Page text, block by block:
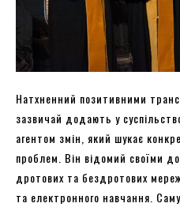
Натхненний позитивними
зазвичай додають у
агентом змін, який шукає
проблем. Він відомий своїми
дротових та бездротових
та електронного навчання.